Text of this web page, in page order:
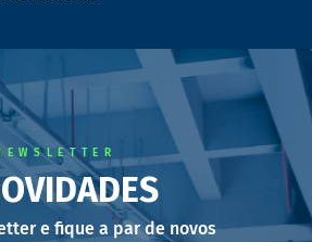
e fique a par de novos